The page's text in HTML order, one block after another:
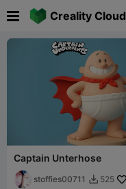
Creality Cloud
Captain Unterhose
stoffies00711  525